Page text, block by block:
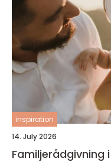
inspiration
14. July 2026